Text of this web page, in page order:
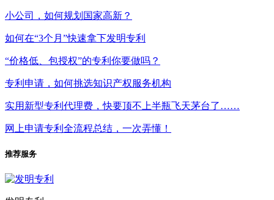
小公司，如何规划国家高新？
如何在“3个月”快速拿下发明专利
“价格低、包授权”的专利你要做吗？
专利申请，如何挑选知识产权服务机构
实用新型专利代理费，快要顶不上半瓶飞天茅台了……
网上申请专利全流程总结，一次弄懂！
推荐服务